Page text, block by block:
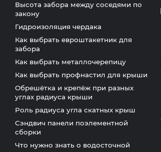
Высота забора между соседями по
закону
Гидроизоляция чердака
Как выбрать евроштакетник для
забора
Как выбрать металлочерепицу
Как выбрать профнастил для крыши
Обрешётка и крепёж при разных
углах радиуса крыши
Роль радиуса угла скатных крыш
Сэндвич панели поэлементной
сборки
Что нужно знать о водосточной